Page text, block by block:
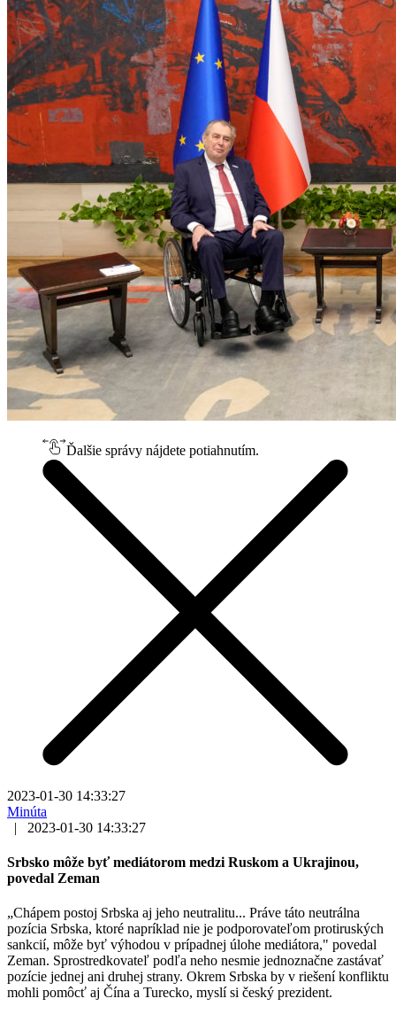
Ďalšie správy nájdete potiahnutím.
2023-01-30 14:33:27
Minúta
|
2023-01-30 14:33:27
Srbsko môže byť mediátorom medzi Ruskom a Ukrajinou,
povedal Zeman
„Chápem postoj Srbska aj jeho neutralitu... Práve táto neutrálna
pozícia Srbska, ktoré napríklad nie je podporovateľom protiruských
sankcií, môže byť výhodou v prípadnej úlohe mediátora," povedal
Zeman. Sprostredkovateľ podľa neho nesmie jednoznačne zastávať
pozície jednej ani druhej strany. Okrem Srbska by v riešení konfliktu
mohli pomôcť aj Čína a Turecko, myslí si český prezident.